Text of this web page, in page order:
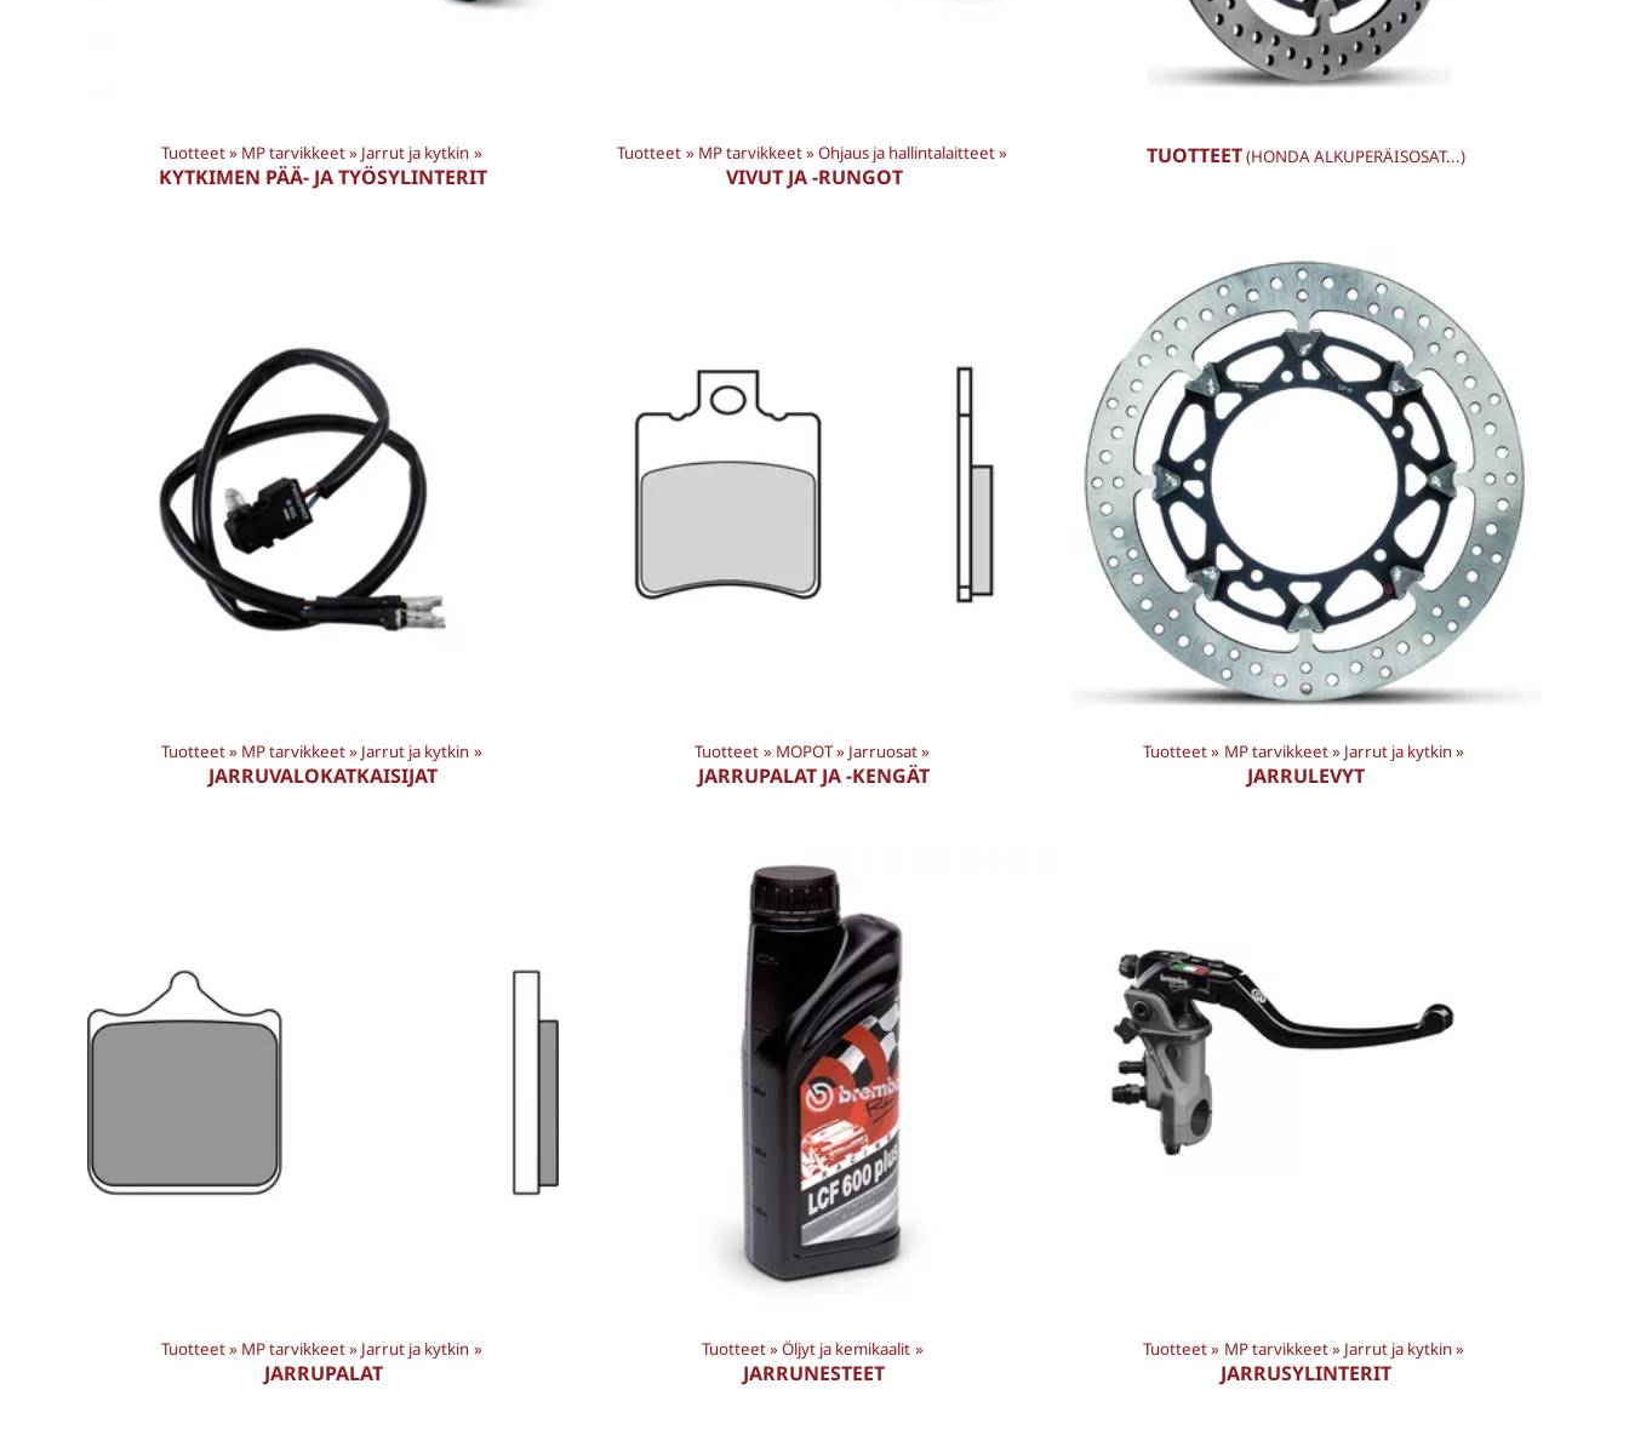
Tuotteet‪» MP tarvikkeet‪» Jarrut ja kytkin ‪»
KYTKIMEN PÄÄ- JA TYÖSYLINTERIT
Tuotteet ‪» MP tarvikkeet‪»Ohjaus ja hallintalaitteet‪»
VIVUT JA -RUNGOT
TUOTTEET(HONDA ALKUPERÄISOSAT...)
Tuotteet‪» MP tarvikkeet‪» Jarrut ja kytkin ‪»
JARRUVALOKATKAISIJAT
Tuotteet ‪» MOPOT‪» Jarruosat‪»
JARRUPALAT JA -KENGÄT
Tuotteet‪» MP tarvikkeet‪» Jarrut ja kytkin‪»
JARRULEVYT
Tuotteet‪» MP tarvikkeet‪» Jarrut ja kytkin ‪»
JARRUPALAT
Tuotteet‪»Öljyt ja kemikaalit ‪»
JARRUNESTEET
Tuotteet‪» MP tarvikkeet‪» Jarrut ja kytkin‪»
JARRUSYLINTERIT